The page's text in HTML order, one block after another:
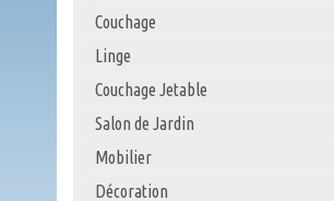
Couchage
Linge
Couchage Jetable
Salon de Jardin
Mobilier
Décoration